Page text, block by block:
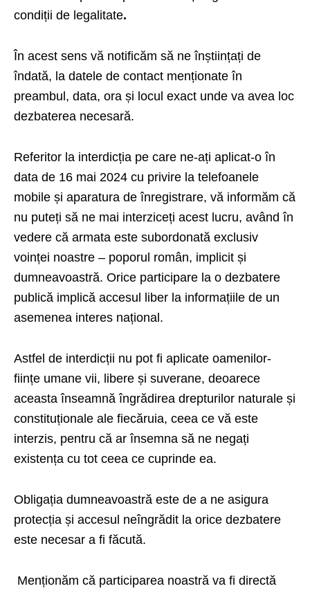
condiții de legalitate.
În acest sens vă notificăm să ne înștiințați de
îndată, la datele de contact menționate în
preambul, data, ora și locul exact unde va avea loc
dezbaterea necesară.
Referitor la interdicția pe care ne-ați aplicat-o în
data de 16 mai 2024 cu privire la telefoanele
mobile și aparatura de înregistrare, vă informăm că
nu puteți să ne mai interziceți acest lucru, având în
vedere că armata este subordonată exclusiv
voinței noastre – poporul român, implicit și
dumneavoastră. Orice participare la o dezbatere
publică implică accesul liber la informațiile de un
asemenea interes național.
Astfel de interdicții nu pot fi aplicate oamenilor-
ființe umane vii, libere și suverane, deoarece
aceasta înseamnă îngrădirea drepturilor naturale și
constituționale ale fiecăruia, ceea ce vă este
interzis, pentru că ar însemna să ne negați
existența cu tot ceea ce cuprinde ea.
Obligația dumneavoastră este de a ne asigura
protecția și accesul neîngrădit la orice dezbatere
este necesar a fi făcută.
Menționăm că participarea noastră va fi directă